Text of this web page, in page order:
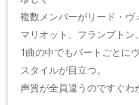
複数メンバーがリード・ヴ
マリオット、フランプトン
1曲の中でもパートごとに
スタイルが目立つ。
声質が全員違うのですぐわ